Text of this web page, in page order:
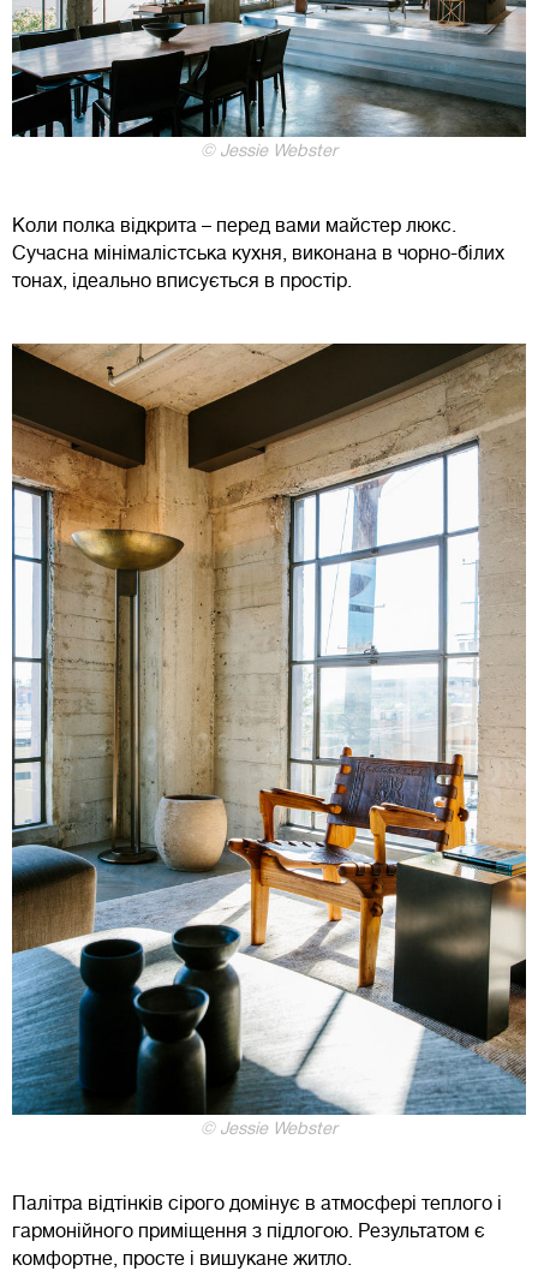
© Jessie Webster
Коли полка відкрита – перед вами майстер люкс.
Сучасна мінімалістська кухня, виконана в чорно-білих
тонах, ідеально вписується в простір.
© Jessie Webster
Палітра відтінків сірого домінує в атмосфері теплого і
гармонійного приміщення з підлогою. Результатом є
комфортне, просте і вишукане житло.